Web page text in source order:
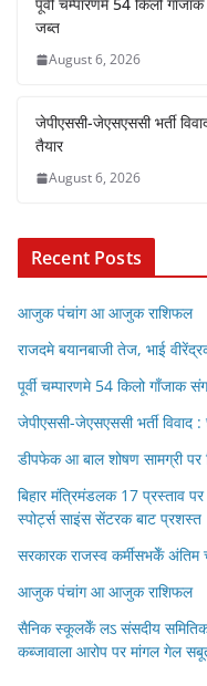
जब्त
August 6, 2026
जेपीएससी-जेएसएससी भर्ती
तैयार
August 6, 2026
Recent Posts
आजुक पंचांग आ आजुक राशिफल
राजदमे बयानबाजी तेज, भाई
पूर्वी चम्पारणमे 54 किलो गाँजाक
जेपीएससी-जेएसएससी भर्ती विवाद
डीपफेक आ बाल शोषण सामग्री पर
बिहार मंत्रिमंडलक 17 प्रस्ताव
स्पोर्ट्स साइंस सेंटरक बाट प्रशस्त
सरकारक राजस्व कर्मीसभकेँ
आजुक पंचांग आ आजुक राशिफल
सैनिक स्कूलकेँ लऽ संसदीय
कब्जावाला आरोप पर मांगल गेल